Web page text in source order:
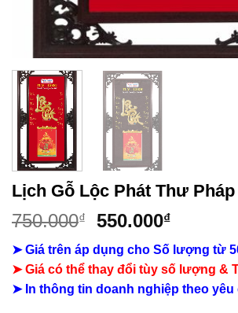
Lịch Gỗ Lộc Phát Thư Pháp
750.000₫
Giá
là:
750.000₫.
550.000₫Giá
tại
là:
➤ Giá trên áp dụng cho Số lượng từ
➤ Giá có thể thay đổi tùy số lượng &
➤ In thông tin doanh nghiệp theo yêu